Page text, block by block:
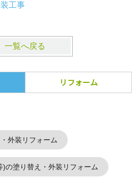
工事
一覧へ戻る
リフォーム
外装リフォーム
の塗り替え・外装リフォーム